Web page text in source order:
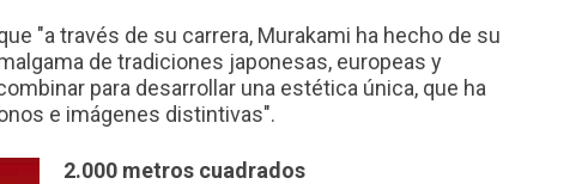
"a través de su carrera, Murakami ha hecho de su
de tradiciones japonesas, europeas y
para desarrollar una estética única, que ha
e imágenes distintivas".
2.000 metros cuadrados